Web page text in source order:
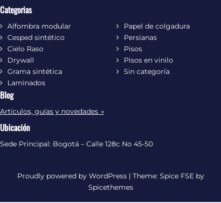
Categorias
Alfombra modular
Cesped sintético
Cielo Raso
Drywall
Grama sintética
Laminados
Papel de colgadura
Persianas
Pisos
Pisos en vinilo
Sin categoría
Blog
Artículos, guías y novedades →
Ubicación
Sede Principal: Bogotá – Calle 128c No 45-50
Proudly powered by WordPress| Theme: Spice FSEby
Spicethemes